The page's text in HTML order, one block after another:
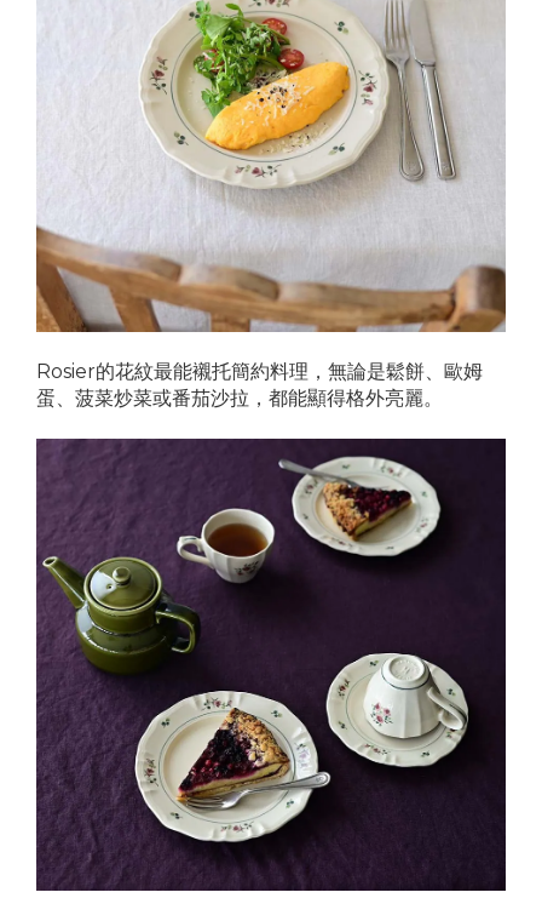
Rosier的花紋最能襯托簡約料理，無論是鬆餅、歐姆
蛋、菠菜炒菜或番茄沙拉，都能顯得格外亮麗。